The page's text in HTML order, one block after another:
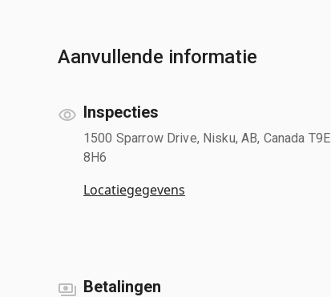
Aanvullende informatie
Inspecties
1500 Sparrow Drive, Nisku, AB, Canada T9E
8H6
Locatiegegevens
Betalingen